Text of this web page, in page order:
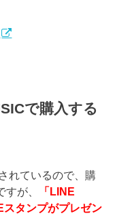
で購入する
れているので、購
が、
「LINE
タンプがプレゼン